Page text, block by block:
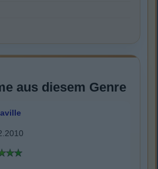
aus diesem Genre